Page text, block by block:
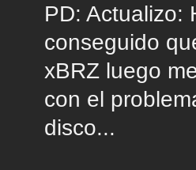
PD: Actualizo:
conseguido
xBRZ luego
con el
disco...